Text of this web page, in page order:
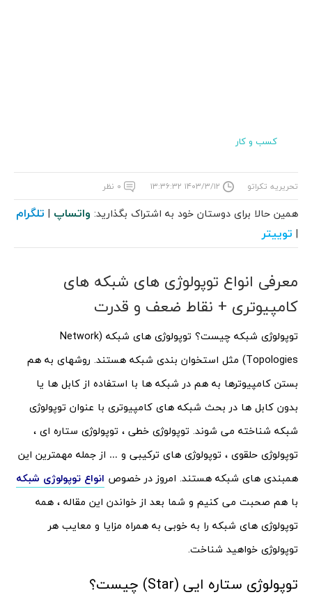
کسب و کار
تحریریه تکراتو ۱۴۰۳/۳/۱۲ ۱۳:۳۶:۳۲ ۰ نظر
همین حالا برای دوستان خود به اشتراک بگذارید: واتساپ | تلگرام
| توییتر
معرفی انواع توپولوژی های شبکه های
کامپیوتری + نقاط ضعف و قدرت
توپولوژی شبکه چیست؟ توپولوژی های شبکه (Network
Topologies) مثل استخوان بندی شبکه هستند. روشهای به هم
بستن کامپیوترها به هم در شبکه ها با استفاده از کابل ها یا
بدون کابل ها در بحث شبکه های کامپیوتری با عنوان توپولوژی
شبکه شناخته می شوند. توپولوژی خطی ، توپولوژی ستاره ای ،
توپولوژی حلقوی ، توپولوژی های ترکیبی و … از جمله مهمترین این
همبندی های شبکه هستند. امروز در خصوص انواع توپولوژی شبکه
با هم صحبت می کنیم و شما بعد از خواندن این مقاله ، همه
توپولوژی های شبکه را به خوبی به همراه مزایا و معایب هر
توپولوژی خواهید شناخت.
توپولوژی ستاره ایی (Star) چیست؟